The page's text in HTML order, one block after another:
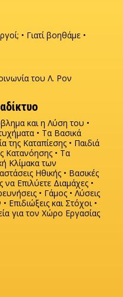
Γιατί βοηθάμε
του Λ. Ρον
και η Λύση του
Τα Βασικά
της Καταπίεσης
Παιδιά
Κατανόησης
Τα
Κλίμακα των
Ηθικής
Βασικές
να Επιλύετε Διαμάχες
Γάμος
Λύσεις
Επιδιώξεις και Στόχοι
για τον Χώρο Εργασίας